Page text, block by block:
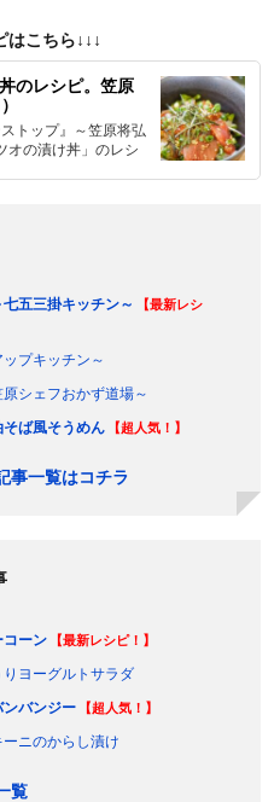
はこちら↓↓↓
のレシピ。笠原
トップ』～笠原将弘
オの漬け丼」のレシ
五三掛キッチン～
【最新レシ
プキッチン～
シェフおかず道場～
ば風そうめん
【超人気！】
事一覧はコチラ
コーン 【最新レシピ！】
ヨーグルトサラダ
バンジー
【超人気！】
ニのからし漬け
覧